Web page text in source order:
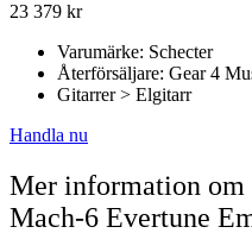
23 379 kr
Varumärke: Schecter
Återförsäljare: Gear 4
Gitarrer > Elgitarr
Handla nu
Mer information om
Mach-6 Evertune